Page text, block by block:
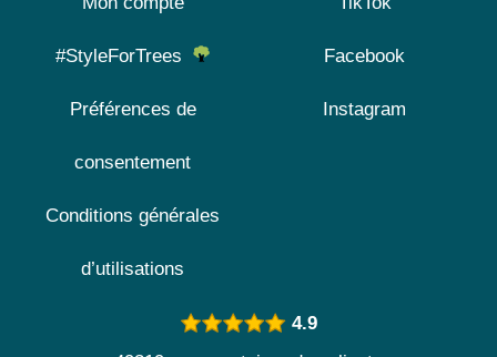
#StyleForTrees
Préférences de
consentement
Conditions générales
d’utilisations
Facebook
Instagram
4.9